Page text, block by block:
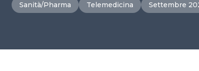
Sanità/Pharma Telemedicina Settembre